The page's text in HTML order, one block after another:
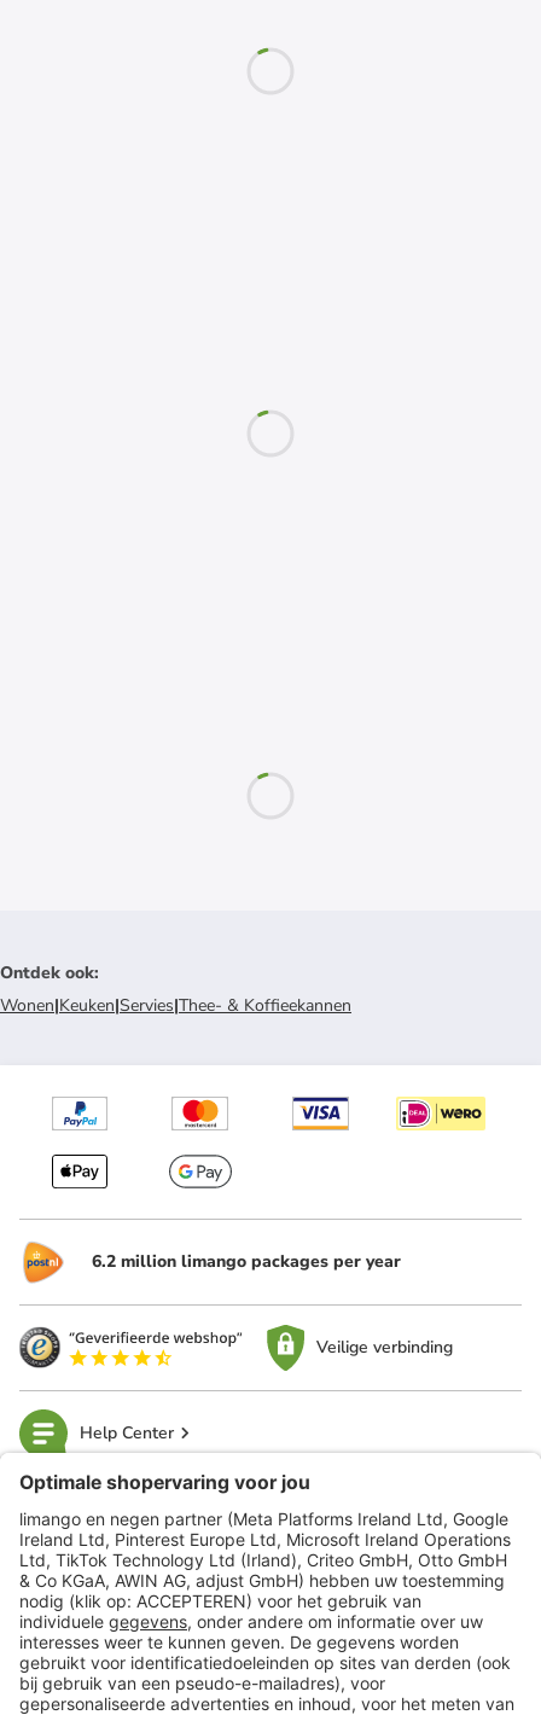
Ontdek ook:
Wonen|Keuken|Servies|Thee- & Koffieekannen
6.2 million limango packages per year
Veilige verbinding
Help Center
limango
Veilig winkelen
Klantenservice
Shop